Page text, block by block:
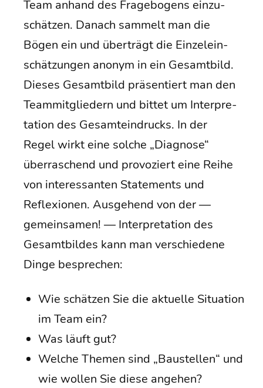
Team anhand des Fra­ge­bo­gens ein­zu­
schät­zen. Danach sam­melt man die
Bögen ein und über­trägt die Ein­zel­ein­
schät­zun­gen anonym in ein Gesamt­bild.
Die­ses Gesamt­bild prä­sen­tiert man den
Team­mit­glie­dern und bit­tet um Inter­pre­
ta­ti­on des Gesamt­ein­drucks. In der
Regel wirkt eine sol­che „Dia­gno­se“
über­ra­schend und pro­vo­ziert eine Rei­he
von inter­es­san­ten State­ments und
Refle­xio­nen. Aus­ge­hend von der —
gemein­sa­men! — Inter­pre­ta­ti­on des
Gesamt­bil­des kann man ver­schie­de­ne
Din­ge besprechen:
Wie schät­zen Sie die aktu­el­le Situa­ti­on
im Team ein?
Was läuft gut?
Wel­che The­men sind „Bau­stel­len“ und
wie wol­len Sie die­se angehen?